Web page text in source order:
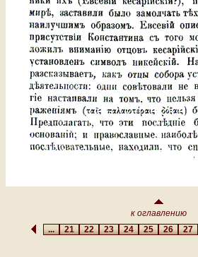
к оглавлению
...21222324252627